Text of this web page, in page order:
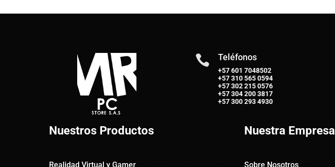
 Teléfonos
+57 601 7048502
+57310 565 0594
+57302 215 0576
+57304 200 3817
+57300 293 4930
Nuestros Productos
Realidad Virtual y Gamer
Nuestra Empresa
Sobre Nosotros